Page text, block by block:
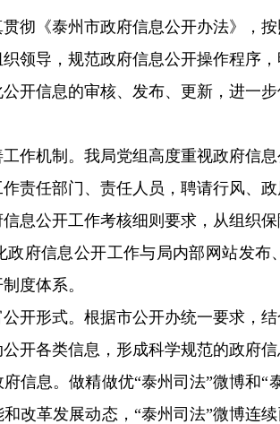
彻《泰州市政府信息公开办法》，
领导，规范政府信息公开操作程序
开信息的审核、发布、更新，进一
机制。我局党组高度重视政府信息
责任部门、责任人员，聘请行风、
息公开工作考核细则要求，从组织
府信息公开工作与局内部网站发
度体系。
形式。根据市公开办统一要求，结
开各类信息，形成科学规范的政府
信息。做精做优“泰州司法”微博和“
改革发展动态，“泰州司法”微博连